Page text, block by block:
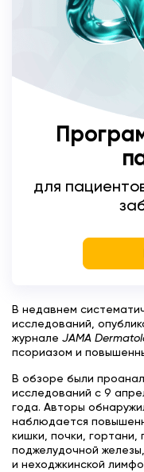
для
В недавнем
исследований,
журнале JAMA
псориазом и
В обзоре были
исследований с 9
года. Авторы
наблюдается
кишки, почки,
поджелудочной
и неходжкинской